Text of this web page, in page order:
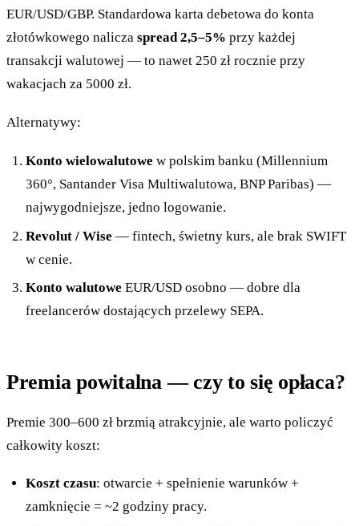
EUR/USD/GBP. Standardowa karta debetowa do konta
złotówkowego nalicza spread 2,5–5% przy każdej
transakcji walutowej — to nawet 250 zł rocznie przy
wakacjach za 5000 zł.
Alternatywy:
Konto wielowalutowe w polskim banku (Millennium
360°, Santander Visa Multiwalutowa, BNP Paribas) —
najwygodniejsze, jedno logowanie.
Revolut / Wise — fintech, świetny kurs, ale brak SWIFT
w cenie.
Konto walutowe EUR/USD osobno — dobre dla
freelancerów dostających przelewy SEPA.
Premia powitalna — czy to się opłaca?
Premie 300–600 zł brzmią atrakcyjnie, ale warto policzyć
całkowity koszt:
Koszt czasu: otwarcie + spełnienie warunków +
zamknięcie = ~2 godziny pracy.